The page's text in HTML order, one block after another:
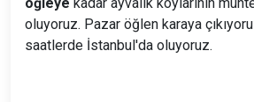
oluyoruz. Pazar öğlen karaya
saatlerde İstanbul'da oluyoruz.